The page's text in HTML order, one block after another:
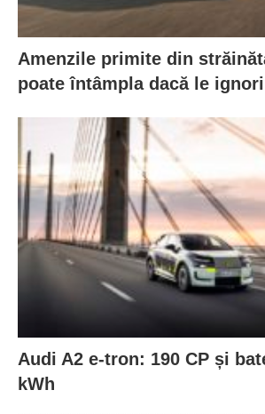
Amenzile primite din
poate întâmpla dacă le ignori
Audi A2 e-tron: 190 CP și
kWh